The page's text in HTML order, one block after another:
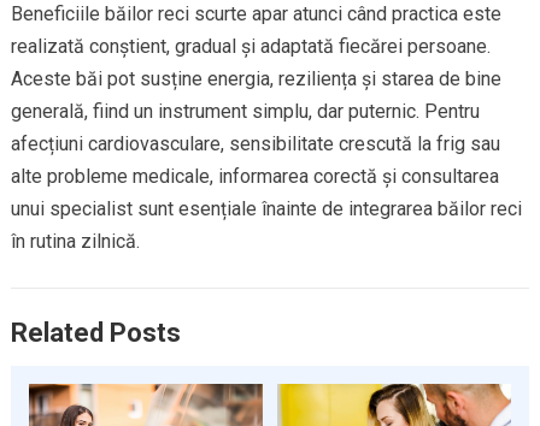
Beneficiile băilor reci scurte apar atunci când practica este
realizată conștient, gradual și adaptată fiecărei persoane.
Aceste băi pot susține energia, reziliența și starea de bine
generală, fiind un instrument simplu, dar puternic. Pentru
afecțiuni cardiovasculare, sensibilitate crescută la frig sau
alte probleme medicale, informarea corectă și consultarea
unui specialist sunt esențiale înainte de integrarea băilor reci
în rutina zilnică.
Related Posts